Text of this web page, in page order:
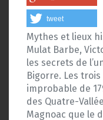
tweet
Mythes et lieux
Mulat Barbe,
les secrets de
Bigorre. Les
improbable de
des Quatre-
Magnoac que le